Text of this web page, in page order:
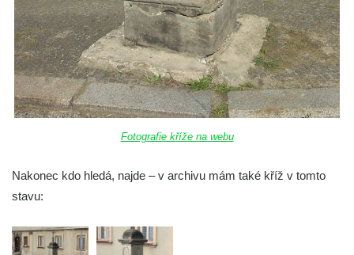
Kříž u silnice z Chouče do Mirošovic
Centrální kříž hřbitova v Chouči
Kříž na rozcestí v Záluží
Kříž v ulici V Zátiší v Dobříni
Boží muka u domu čp. 392 na rohu ulic Na
Hradčanech a Palackého v Roudnici nad
Kříž na návsi v Lužici
Fotografie kříže na webu
Nakonec kdo hledá, najde – v archivu mám také kříž v tomto
stavu: